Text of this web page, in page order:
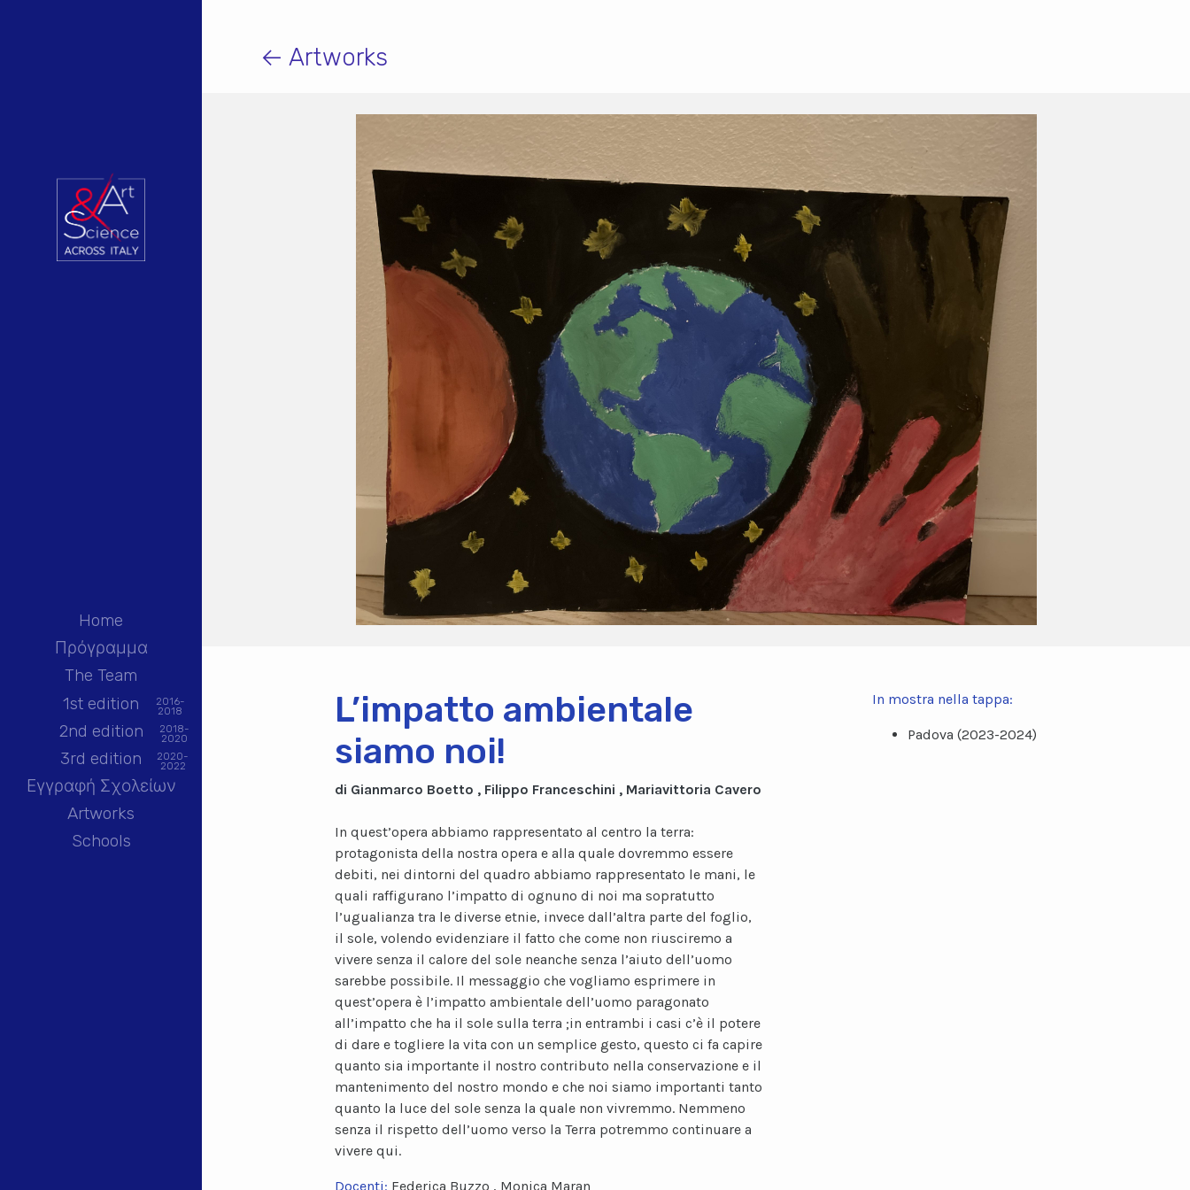
Home
Πρόγραμμα
The Team
1st edition
2016-
2018
2nd edition 2018-
2020
3rd edition 2020-
2022
Εγγραφή Σχολείων
Artworks
Schools
← Artworks
L’impatto ambientale
siamo noi!
di Gianmarco Boetto , Filippo Franceschini , Mariavittoria Cavero
In quest’opera abbiamo rappresentato al centro la terra:
protagonista della nostra opera e alla quale dovremmo essere
debiti, nei dintorni del quadro abbiamo rappresentato le mani, le
quali raffigurano l’impatto di ognuno di noi ma sopratutto
l’ugualianza tra le diverse etnie, invece dall’altra parte del foglio,
il sole, volendo evidenziare il fatto che come non riusciremo a
vivere senza il calore del sole neanche senza l’aiuto dell’uomo
sarebbe possibile. Il messaggio che vogliamo esprimere in
quest’opera è l’impatto ambientale dell’uomo paragonato
all’impatto che ha il sole sulla terra ;in entrambi i casi c’è il potere
di dare e togliere la vita con un semplice gesto, questo ci fa capire
quanto sia importante il nostro contributo nella conservazione e il
mantenimento del nostro mondo e che noi siamo importanti tanto
quanto la luce del sole senza la quale non vivremmo. Nemmeno
senza il rispetto dell’uomo verso la Terra potremmo continuare a
vivere qui.
Docenti: Federica Buzzo , Monica Maran
In mostra nella tappa:
Padova (2023-2024)